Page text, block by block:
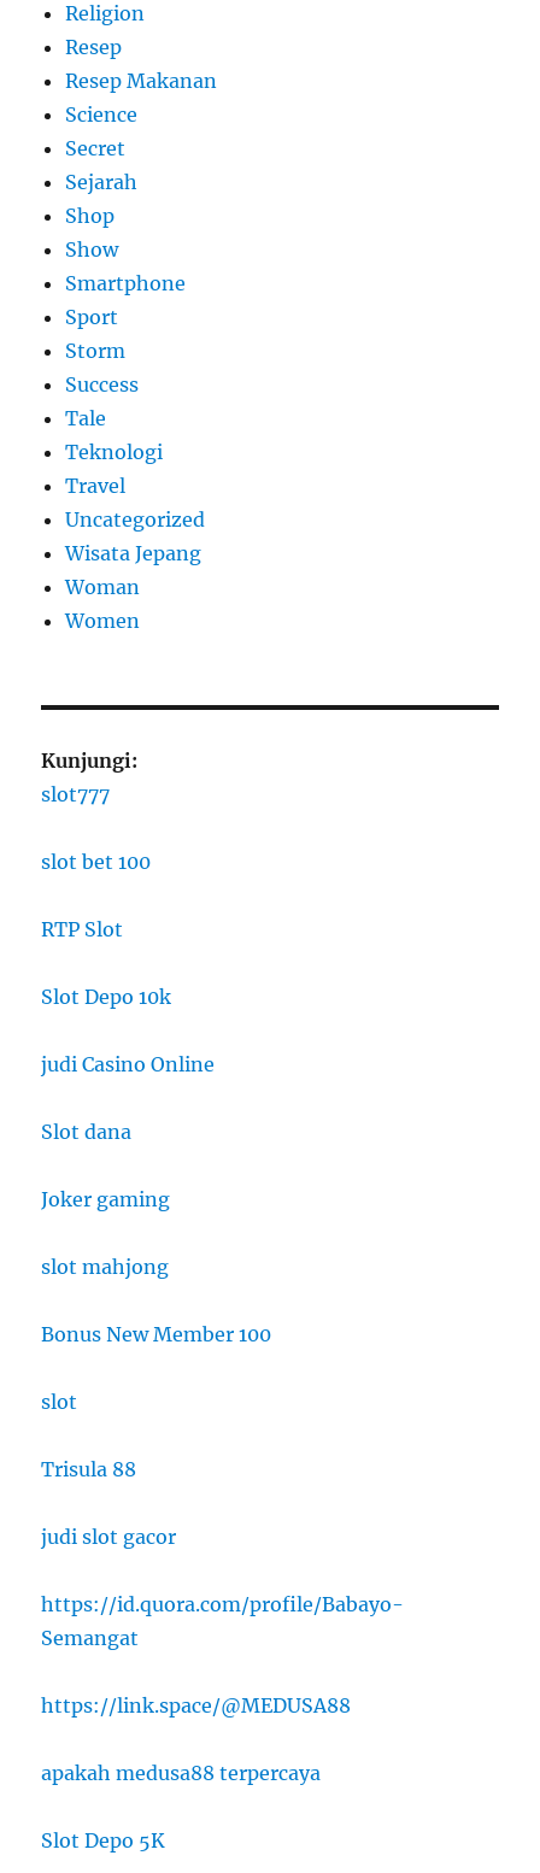
Religion
Resep
Resep Makanan
Science
Secret
Sejarah
Shop
Show
Smartphone
Sport
Storm
Success
Tale
Teknologi
Travel
Uncategorized
Wisata Jepang
Woman
Women
Kunjungi:
slot777
slot bet 100
RTP Slot
Slot Depo 10k
judi Casino Online
Slot dana
Joker gaming
slot mahjong
Bonus New Member 100
slot
Trisula 88
judi slot gacor
https://id.quora.com/profile/Babayo-
Semangat
https://link.space/@MEDUSA88
apakah medusa88 terpercaya
Slot Depo 5K